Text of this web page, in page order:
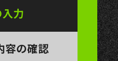
力
容の確認